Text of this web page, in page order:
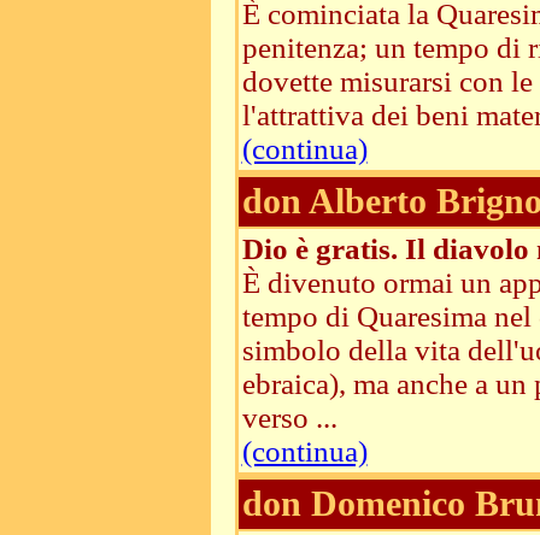
È cominciata la
penitenza; un tempo di
dovette misurarsi con
l'attrattiva dei beni
(continua)
don Alberto
Dio è gratis. Il diavolo
È divenuto ormai un
tempo di Quaresima
simbolo della vita
ebraica), ma anche a
verso ...
(continua)
don Domenico